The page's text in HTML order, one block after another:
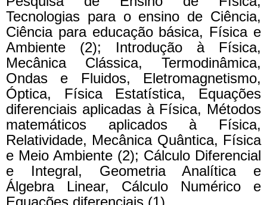
Tecnologias para o ensino de Ciência,
Ciência para educação básica, Física e
Ambiente (2); Introdução à Física,
Mecânica Clássica, Termodinâmica,
Ondas e Fluidos, Eletromagnetismo,
Óptica, Física Estatística, Equações
diferenciais aplicadas à Física, Métodos
matemáticos aplicados à Física,
Relatividade, Mecânica Quântica, Física
e Meio Ambiente (2); Cálculo Diferencial
e Integral, Geometria Analítica e
Álgebra Linear, Cálculo Numérico e
Equações diferenciais (1).